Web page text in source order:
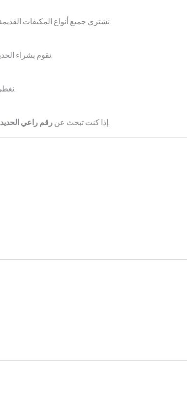
نشتري جميع أنواع المكيفات القديمة أو التالفة بأفضل الأسعار، سواء كانت سبليت أو شباك.
نقوم بشراء الحديد والخردة من المصانع والورش في المنطقة الصناعية.
نغطي منطقة الهفوف بالكامل ونوفر خدمة سريعة ومريحة.
إذا كنت تبحث عنرقم راعي الحديد ، فنحن نوفر لك أفضل خدمة شراء الحديد بجميع أنواعه.